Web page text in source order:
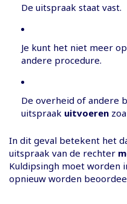
De uitspraak staat vast.
Je kunt het niet meer
andere procedure.
De overheid of andere
uitspraak uitvoeren
In dit geval betekent het
uitspraak van de rechter
Kuldipsingh moet worden
opnieuw worden